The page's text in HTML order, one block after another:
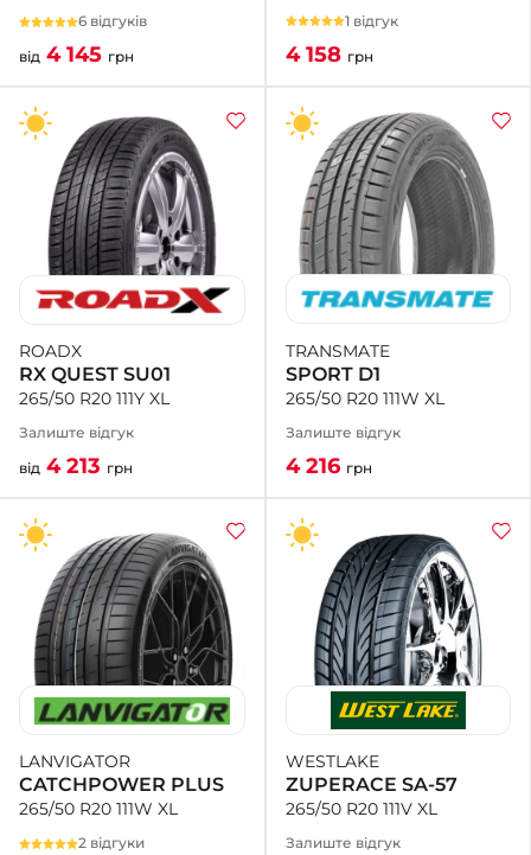
6 відгуків
від 4 145 грн
1 відгук
4 158 грн
ROADX
RX QUEST SU01
265/50 R20 111Y XL
Залиште відгук
від 4 213 грн
TRANSMATE
SPORT D1
265/50 R20 111W XL
Залиште відгук
4 216 грн
LANVIGATOR
CATCHPOWER PLUS
265/50 R20 111W XL
2 відгуки
WESTLAKE
ZUPERACE SA-57
265/50 R20 111V XL
Залиште відгук